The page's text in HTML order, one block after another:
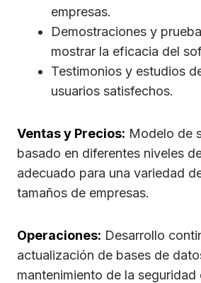
empresas.
Demostraciones y
mostrar la eficacia del
Testimonios y estudios
usuarios satisfechos.
Ventas y Precios: Modelo de
basado en diferentes niveles
adecuado para una variedad
tamaños de empresas.
Operaciones: Desarrollo
actualización de bases de
mantenimiento de la seguridad